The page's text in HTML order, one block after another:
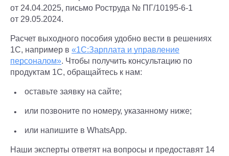
от 24.04.2025, письмо Роструда № ПГ/10195-6-1
от 29.05.2024.
Расчет выходного пособия удобно вести в решениях
1С, например в «1С:Зарплата и управление
персоналом». Чтобы получить консультацию по
продуктам 1С, обращайтесь к нам:
оставьте заявку на сайте;
или позвоните по номеру, указанному ниже;
или напишите в WhatsApp.
Наши эксперты ответят на вопросы и предоставят 14